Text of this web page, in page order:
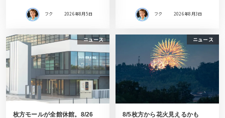
フク 2026年8月5日 フク 2026年8月3日
ニュース
枚方モールが全館休館。8/26
ニュース
8/5枚方から花火見えるかも